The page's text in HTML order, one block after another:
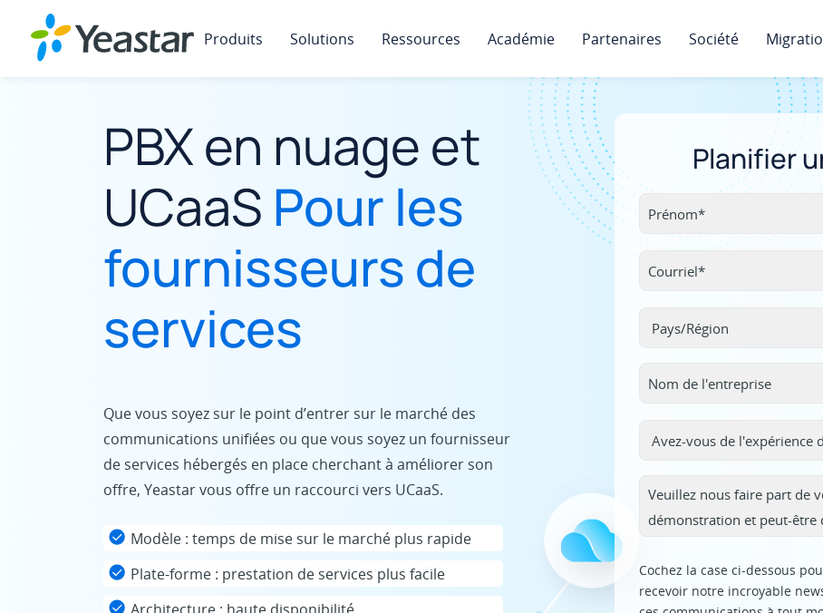
Produits Solutions Ressources Académie Partenaires Société
PBX en nuage et
UCaaS Pour les
fournisseurs de
services
Que vous soyez sur le point d’entrer sur le marché des
communications unifiées ou que vous soyez un fournisseur
de services hébergés en place cherchant à améliorer son
offre, Yeastar vous offre un raccourci vers UCaaS.
Modèle : temps de mise sur le marché plus rapide
Plate-forme : prestation de services plus facile
Planifier
Cochez la case ci-dessous
recevoir notre incroyable